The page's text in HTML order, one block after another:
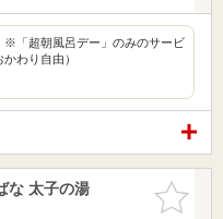
※「超朝風呂デー」のみのサービ
わり自由）
お気に入
りに追加
な 太子の湯